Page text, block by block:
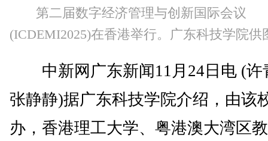
第二届数字经济管理与创新国际会议
(ICDEMI2025)在香港举行。广东科技学院供
中新网广东新闻11月24日电 (许
张静静)据广东科技学院介绍，由该
办，香港理工大学、粤港澳大湾区